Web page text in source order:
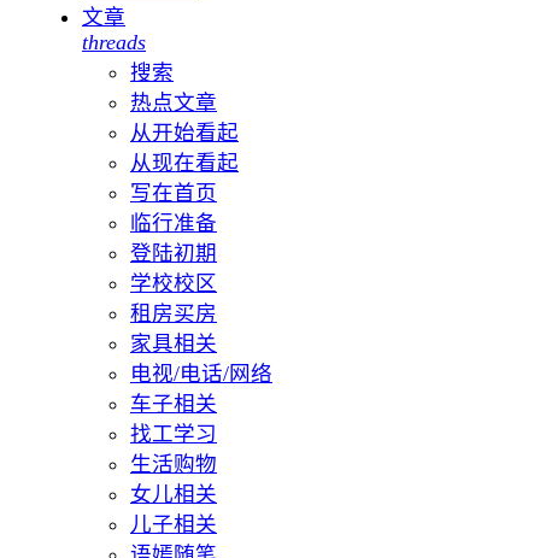
文章
threads
搜索
热点文章
从开始看起
从现在看起
写在首页
临行准备
登陆初期
学校校区
租房买房
家具相关
电视/电话/网络
车子相关
找工学习
生活购物
女儿相关
儿子相关